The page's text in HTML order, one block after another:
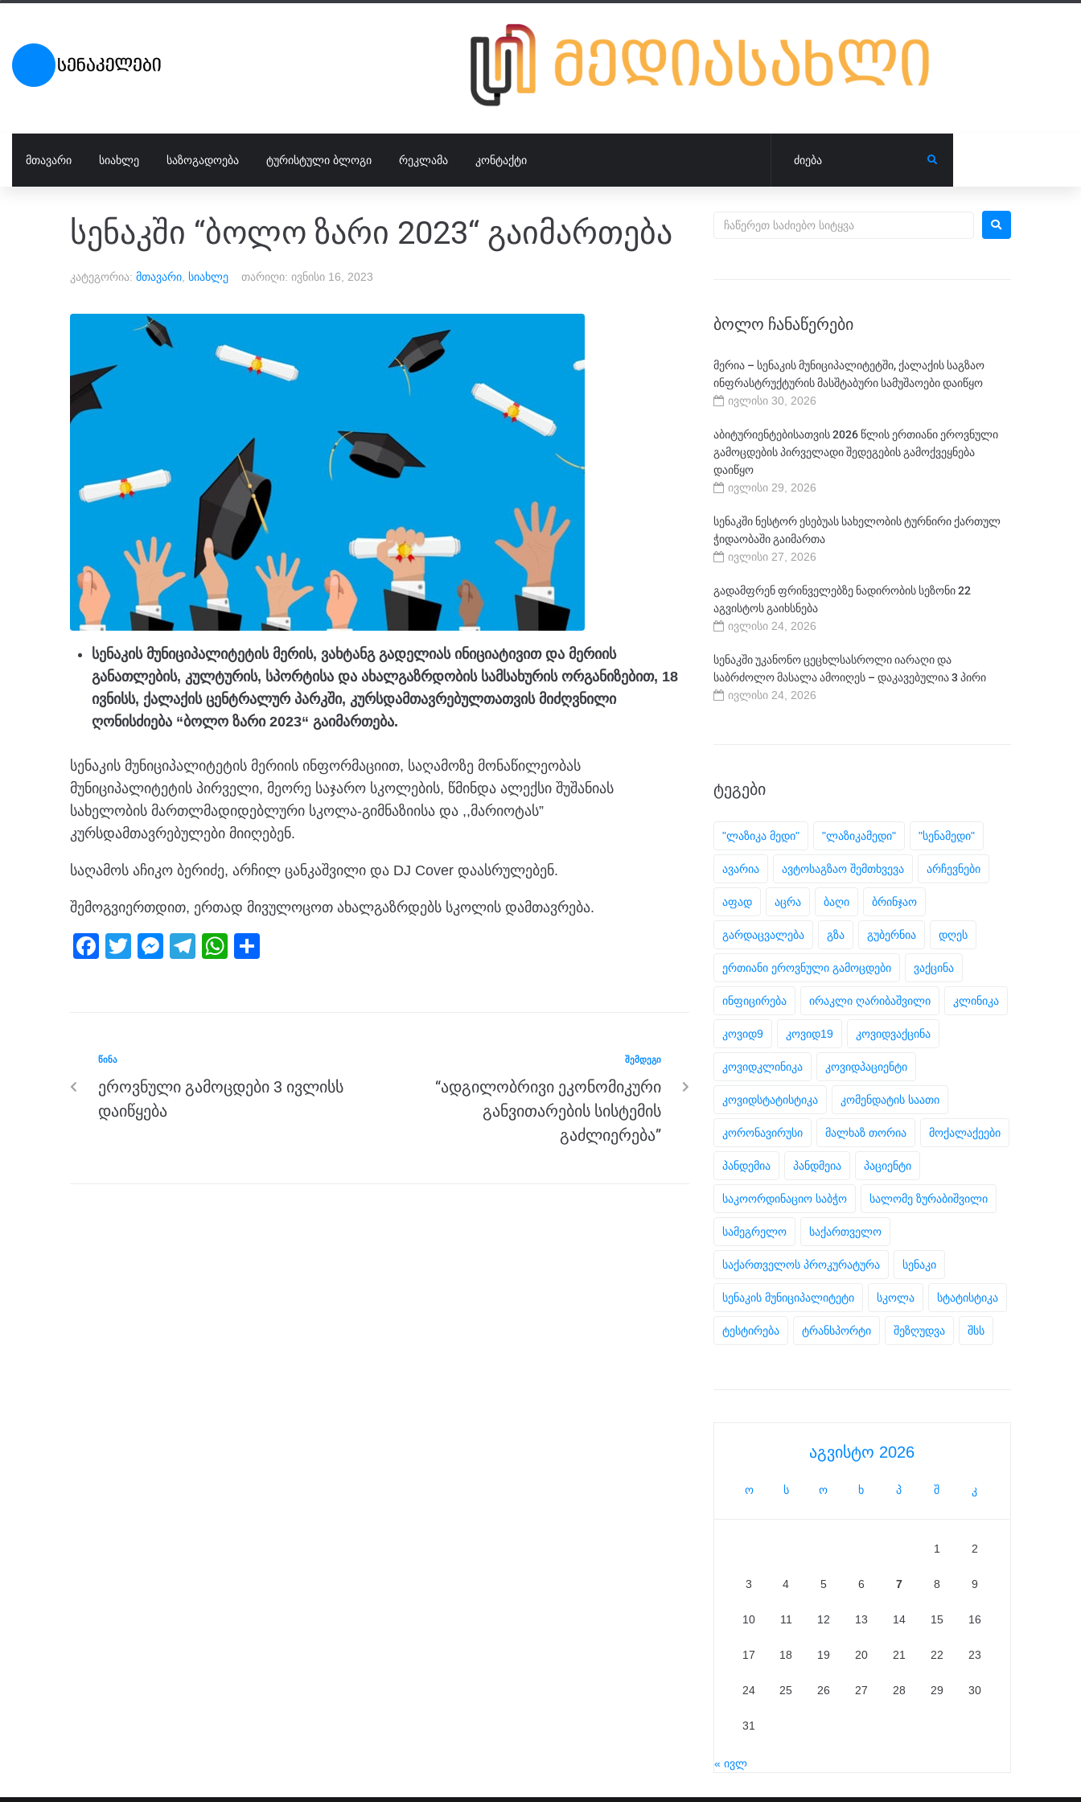
ᲛᲗᲐᲕᲐᲠᲘ ᲡᲘᲐᲮᲚᲔ ᲡᲐᲖᲝᲒᲐᲓᲝᲔᲑᲐ ᲢᲣᲠᲘᲡᲢᲣᲚᲘ ᲑᲚᲝᲒᲘ ᲠᲔᲙᲚᲐᲛᲐ ᲙᲝᲜᲢᲐᲥᲢᲘ
სენაკში “ბოლო ზარი 2023“ გაიმართება
კატეგორია: მთავარი სიახლე თარიღი: ივნისი 16, 2023
სენაკის მუნიციპალიტეტის მერის, ვახტანგ გადელიას ინიციატივით და მერიის
განათლების, კულტურის, სპორტისა და ახალგაზრდობის სამსახურის ორგანიზებით, 18
ივნისს, ქალაქის ცენტრალურ პარკში, კურსდამთავრებულთათვის მიძღვნილი
ღონისძიება “ბოლო ზარი 2023“ გაიმართება.
სენაკის მუნიციპალიტეტის მერიის ინფორმაციით, საღამოზე მონაწილეობას
მუნიციპალიტეტის პირველი, მეორე საჯარო სკოლების, წმინდა ალექსი შუშანიას
სახელობის მართლმადიდებლური სკოლა-გიმნაზიისა და ,,მარიოტას”
კურსდამთავრებულები მიიღებენ.
საღამოს აჩიკო ბერიძე, არჩილ ცანკაშვილი და DJ Cover დაასრულებენ.
შემოგვიერთდით, ერთად მივულოცოთ ახალგაზრდებს სკოლის დამთავრება.
F
b
o
o
k
T
M
er
T
m
W
p
ᲬᲘᲜᲐ
ეროვნული გამოცდები 3 ივლისს
დაიწყება
ᲨᲔᲛᲓᲔᲒᲘ
“ადგილობრივი ეკონომიკური
განვითარების სისტემის
გაძლიერება”
ᲑᲝᲚᲝ ᲩᲐᲜᲐᲬᲔᲠᲔᲑᲘ
მერია – სენაკის მუნიციპალიტეტში, ქალაქის საგზაო
ინფრასტრუქტურის მასშტაბური სამუშაოები დაიწყო
ივლისი 30, 2026
აბიტურიენტებისათვის 2026 წლის ერთიანი ეროვნული
გამოცდების პირველადი შედეგების გამოქვეყნება
დაიწყო
ივლისი 29, 2026
სენაკში ნესტორ ესებუას სახელობის ტურნირი ქართულ
ჭიდაობაში გაიმართა
ივლისი 27, 2026
გადამფრენ ფრინველებზე ნადირობის სეზონი 22
აგვისტოს გაიხსნება
ივლისი 24, 2026
სენაკში უკანონო ცეცხლსასროლი იარაღი და
საბრძოლო მასალა ამოიღეს – დაკავებულია 3 პირი
ივლისი 24, 2026
ᲢᲔᲒᲔᲑᲘ
"ლაზიკა მედი" "ლაზიკამედი" "სენამედი"
ავარია ავტოსაგზაო შემთხვევა არჩევნები
აფად აცრა ბაღი ბრინჯაო
გარდაცვალება გზა გუბერნია დღეს
ერთიანი ეროვნული გამოცდები ვაქცინა
ინფიცირება ირაკლი ღარიბაშვილი კლინიკა
კოვიდ9 კოვიდ19 კოვიდვაქცინა
კოვიდკლინიკა კოვიდპაციენტი
კოვიდსტატისტიკა კომენდატის საათი
კორონავირუსი მალხაზ თორია მოქალაქეები
პანდემია პანდმეია პაციენტი
საკოორდინაციო საბჭო სალომე ზურაბიშვილი
სამეგრელო საქართველო
საქართველოს პროკურატურა სენაკი
სენაკის მუნიციპალიტეტი სკოლა სტატისტიკა
ტესტირება ტრანსპორტი შეზღუდვა შსს
აგვისტო 2026
ო ს ო ხ პ შ კ
1 2
3 4 5 6 7 8 9
10 11 12 13 14 15 16
17 18 19 20 21 22 23
24 25 26 27 28 29 30
31
« ივლ